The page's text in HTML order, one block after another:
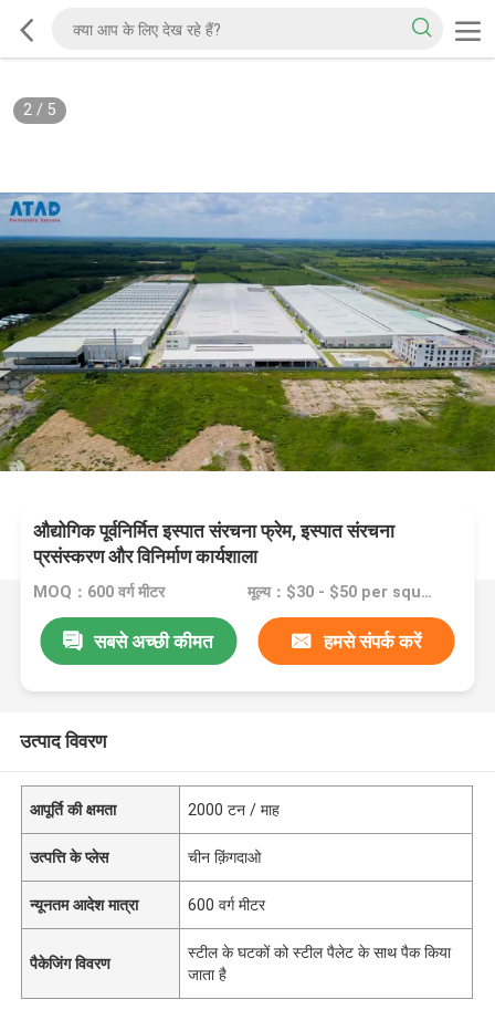
2/ 5
औद्योगिक पूर्वनिर्मित इस्पात संरचना फ्रेम, इस्पात संरचना
प्रसंस्करण और विनिर्माण कार्यशाला
MOQ：600 वर्ग मीटर मूल्य：$30 - $50 per square meter
सबसे अच्छी कीमत हमसे संपर्क करें
उत्पाद विवरण
आपूर्ति की क्षमता 2000 टन / माह
उत्पत्ति के प्लेस चीन क़िंगदाओ
न्यूनतम आदेश मात्रा 600 वर्ग मीटर
पैकेजिंग विवरण
स्टील के घटकों को स्टील पैलेट के साथ पैक किया
जाता है